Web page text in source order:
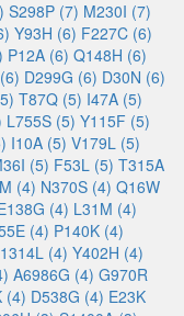
S298P (7) M230I (7)
Y93H (6) F227C (6)
P12A (6) Q148H (6)
D299G (6) D30N (6)
T87Q (5) I47A (5)
L755S (5) Y115F (5)
I10A (5) V179L (5)
(5) F53L (5) T315A
(4) N370S (4) Q16W
(4) L31M (4)
(4) P140K (4)
(4) Y402H (4)
A6986G (4) G970R
(4) D538G (4) E23K